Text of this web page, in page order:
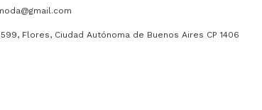
Flores, Ciudad Autónoma de Buenos Aires CP 1406